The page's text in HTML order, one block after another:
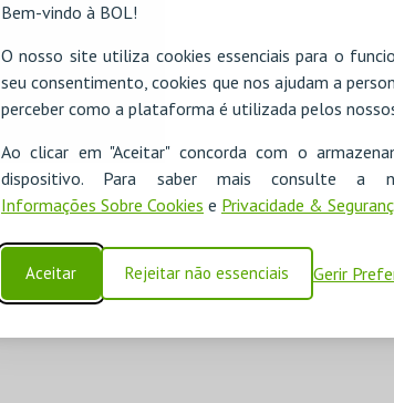
Bem-vindo à BOL!
O nosso site utiliza cookies essenciais para o
seu consentimento, cookies que nos ajudam a
perceber como a plataforma é utilizada pelos
Ao clicar em "Aceitar" concorda com o
dispositivo. Para saber mais consulte a
Informações Sobre Cookies e Privacidade &
Aceitar Rejeitar não essenciais Gerir